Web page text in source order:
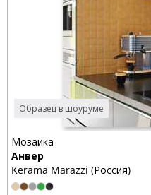
Образец в шоуруме
Мозаика
Анвер
Kerama Marazzi (Россия)